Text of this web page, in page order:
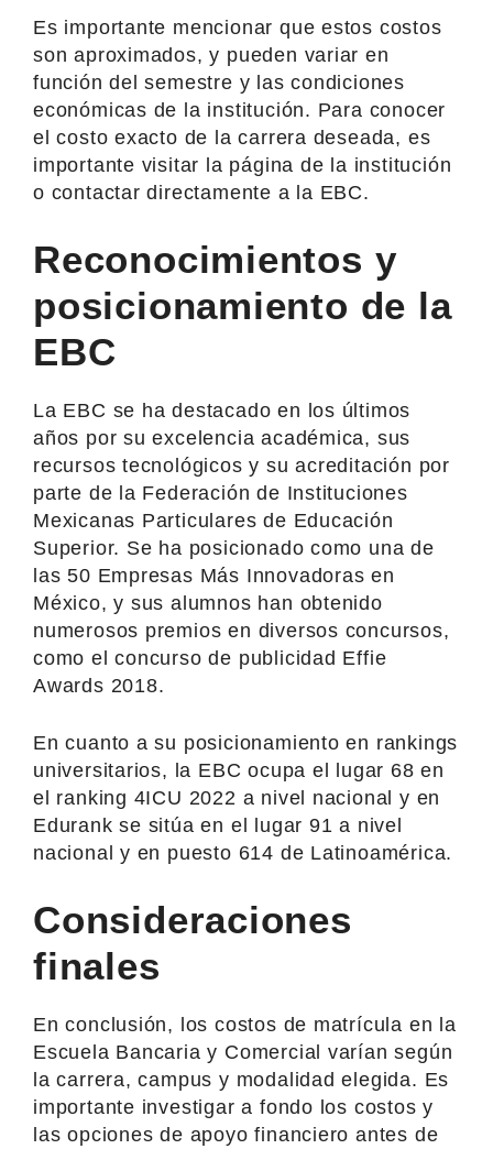
Es importante mencionar que estos costos
son aproximados, y pueden variar en
función del semestre y las condiciones
económicas de la institución. Para conocer
el costo exacto de la carrera deseada, es
importante visitar la página de la institución
o contactar directamente a la EBC.
Reconocimientos y
posicionamiento de la
EBC
La EBC se ha destacado en los últimos
años por su excelencia académica, sus
recursos tecnológicos y su acreditación por
parte de la Federación de Instituciones
Mexicanas Particulares de Educación
Superior. Se ha posicionado como una de
las 50 Empresas Más Innovadoras en
México, y sus alumnos han obtenido
numerosos premios en diversos concursos,
como el concurso de publicidad Effie
Awards 2018.
En cuanto a su posicionamiento en rankings
universitarios, la EBC ocupa el lugar 68 en
el ranking 4ICU 2022 a nivel nacional y en
Edurank se sitúa en el lugar 91 a nivel
nacional y en puesto 614 de Latinoamérica.
Consideraciones
finales
En conclusión, los costos de matrícula en la
Escuela Bancaria y Comercial varían según
la carrera, campus y modalidad elegida. Es
importante investigar a fondo los costos y
las opciones de apoyo financiero antes de